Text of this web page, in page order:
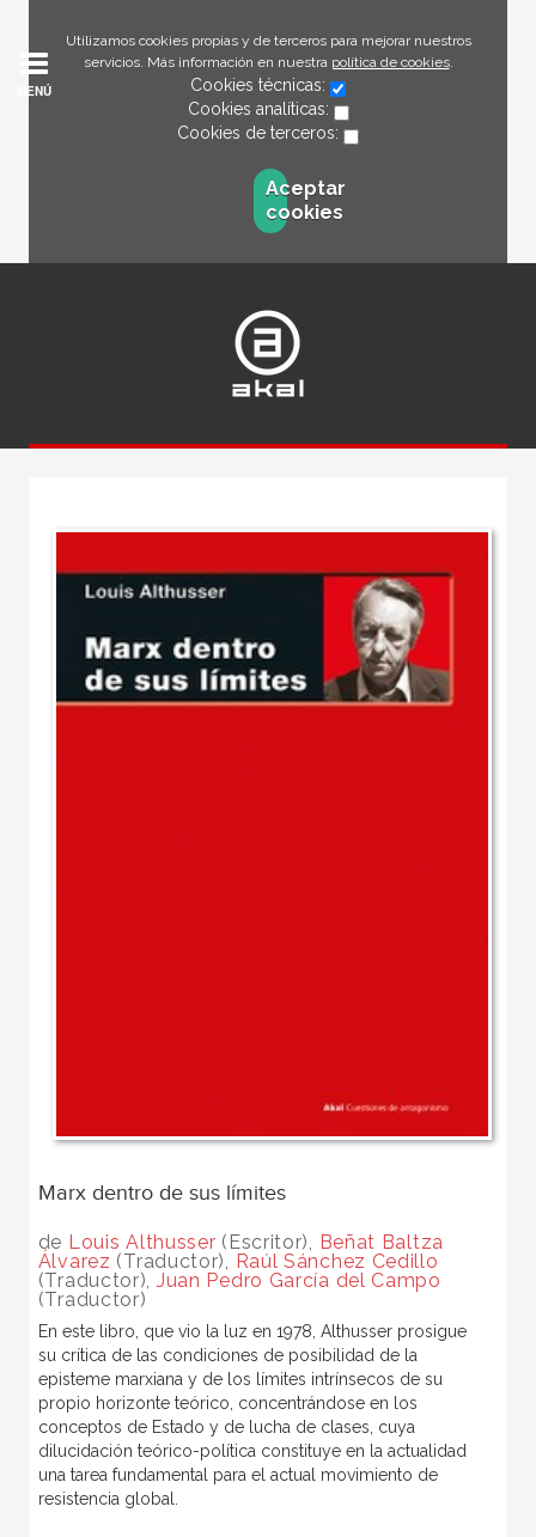
Utilizamos cookies propias y de terceros para mejorar nuestros
servicios. Más información en nuestra política de cookies.
Cookies técnicas:
Cookies analíticas:
Cookies de terceros:
Aceptar
cookies
MENÚ
Marx dentro de sus límites
de Louis Althusser (Escritor), Beñat Baltza
Álvarez (Traductor), Raúl Sánchez Cedillo
(Traductor), Juan Pedro García del Campo
(Traductor)
En este libro, que vio la luz en 1978, Althusser prosigue
su crítica de las condiciones de posibilidad de la
episteme marxiana y de los límites intrínsecos de su
propio horizonte teórico, concentrándose en los
conceptos de Estado y de lucha de clases, cuya
dilucidación teórico-política constituye en la actualidad
una tarea fundamental para el actual movimiento de
resistencia global.